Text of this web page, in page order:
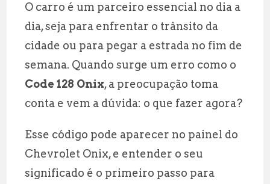
ai
l
at
s
A
p
p
e
g
r
a
m
a
r
e
O carro é um parceiro essencial no dia a
dia, seja para enfrentar o trânsito da
cidade ou para pegar a estrada no fim de
semana. Quando surge um erro como o
Code 128 Onix, a preocupação toma
conta e vem a dúvida: o que fazer agora?
Esse código pode aparecer no painel do
Chevrolet Onix, e entender o seu
significado é o primeiro passo para